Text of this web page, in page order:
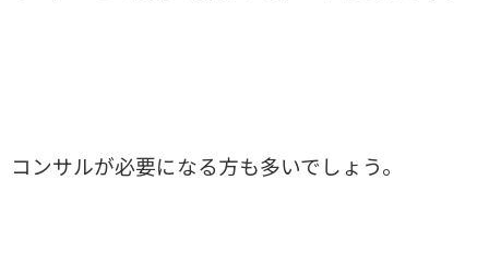
コンサルが必要になる方も多いでしょう。